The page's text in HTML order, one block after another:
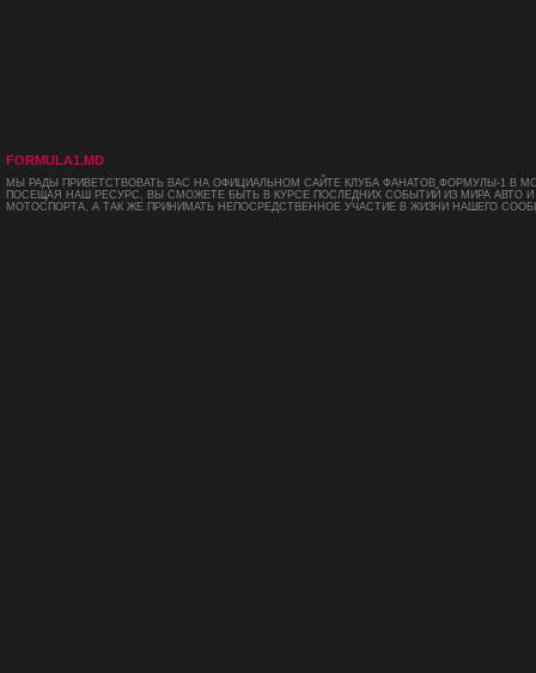
FORMULA1.MD
МЫ РАДЫ ПРИВЕТСТВОВАТЬ ВАС НА ОФИЦИАЛЬНОМ САЙТЕ КЛУБА ФАНАТОВ ФОРМУЛЫ-1 В
ПОСЕЩАЯ НАШ РЕСУРС, ВЫ СМОЖЕТЕ БЫТЬ В КУРСЕ ПОСЛЕДНИХ СОБЫТИЙ ИЗ МИРА АВТО И
МОТОСПОРТА, А ТАК ЖЕ ПРИНИМАТЬ НЕПОСРЕДСТВЕННОЕ УЧАСТИЕ В ЖИЗНИ НАШЕГО